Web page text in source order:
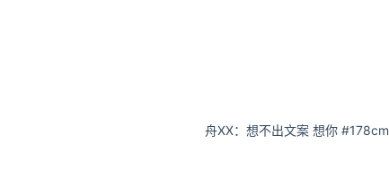
舟XX：想不出文案 想你 #178cm